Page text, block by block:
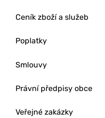
Ceník zboží a služeb
Poplatky
Smlouvy
Právní předpisy obce
Veřejné zakázky